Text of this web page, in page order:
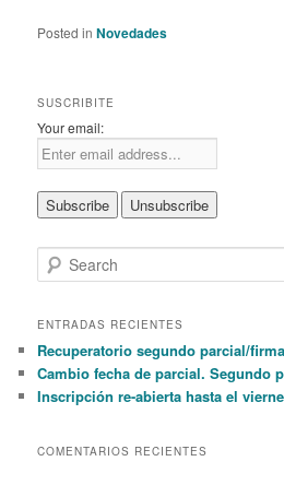
Posted in Novedades
SUSCRIBITE
Your email:
e
r
h
ENTRADAS RECIENTES
Recuperatorio segundo parcial/
Cambio fecha de parcial. Segundo
Inscripción re-abierta hasta el
COMENTARIOS RECIENTES